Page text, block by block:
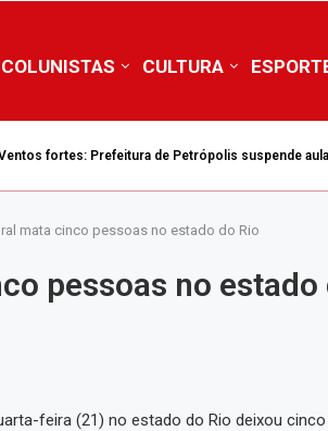
COLUNISTAS CULTURA
fortes: Prefeitura de Petrópolis suspende
mata cinco pessoas no estado do Rio
pessoas no estado
feira (21) no estado do Rio deixou